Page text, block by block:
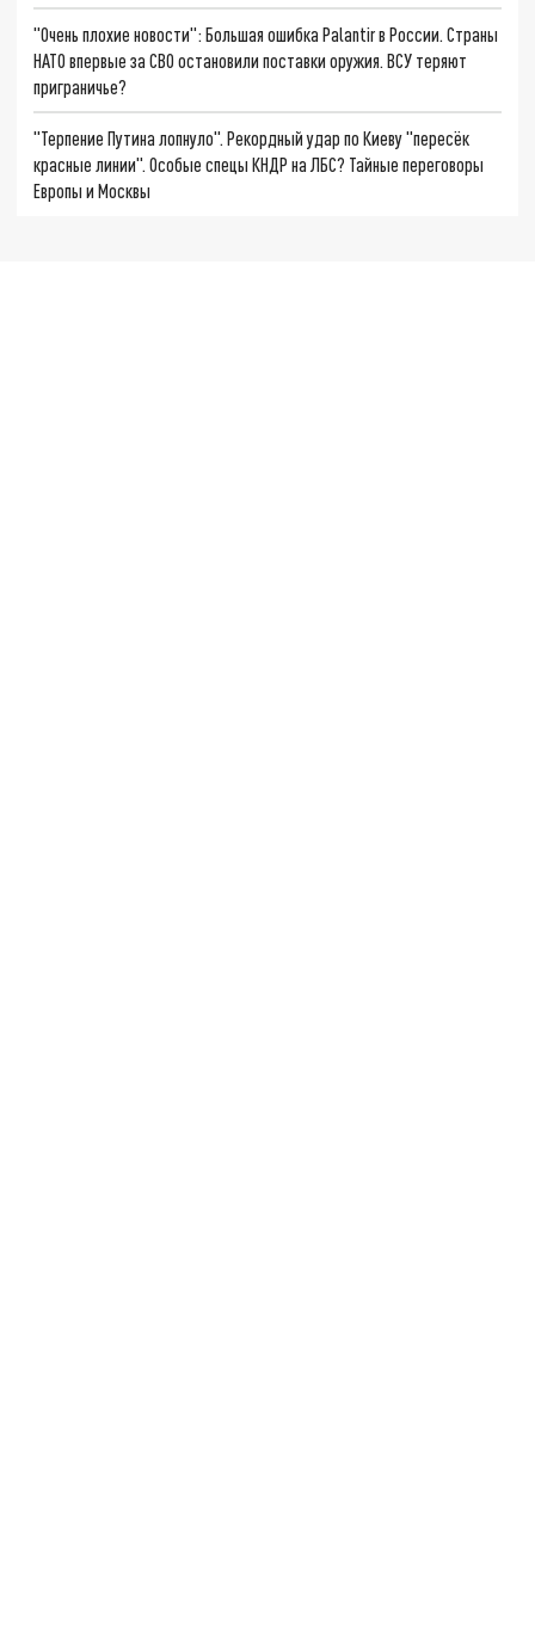
"Очень плохие новости": Большая ошибка Palantir в России. Страны
НАТО впервые за СВО остановили поставки оружия. ВСУ теряют
приграничье?
"Терпение Путина лопнуло". Рекордный удар по Киеву "пересёк
красные линии". Особые спецы КНДР на ЛБС? Тайные переговоры
Европы и Москвы